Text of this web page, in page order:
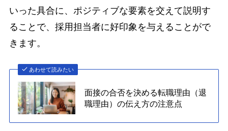
いった具合に、ポジティブな要素を交えて説明す
ることで、採用担当者に好印象を与えることがで
きます。
あわせて読みたい
面接の合否を決める転職理由（退
職理由）の伝え方の注意点